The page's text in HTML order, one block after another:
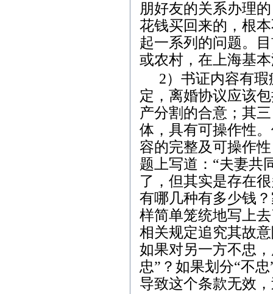
朋好友的关系办理
花钱买回来的，根
起一系列的问题。
或农村，在上海基
2）书证内容有
定，离婚协议应该
产分割的合意；其
体，具有可操作性
容的完整及可操作
题上写道：“夫妻共
了，但其实是存在
有哪几种有多少钱
样简单笼统地写上
相关规定追究其故
如果对另一方不忠
忠”？如果划分“不
导致这个条款无效